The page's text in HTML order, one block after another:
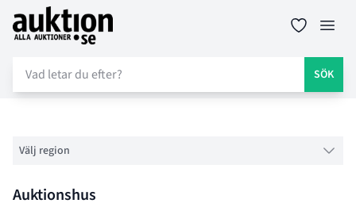
Auktion.se
SÖK
Välj region
Auktionshus